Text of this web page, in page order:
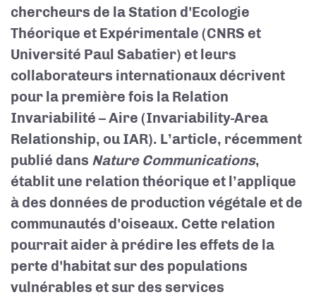
chercheurs de la Station d'Ecologie
Théorique et Expérimentale (CNRS et
Université Paul Sabatier) et leurs
collaborateurs internationaux décrivent
pour la première fois la Relation
Invariabilité – Aire (Invariability-Area
Relationship, ou IAR). L’article, récemment
publié dans Nature Communications,
établit une relation théorique et l’applique
à des données de production végétale et de
communautés d'oiseaux. Cette relation
pourrait aider à prédire les effets de la
perte d'habitat sur des populations
vulnérables et sur des services